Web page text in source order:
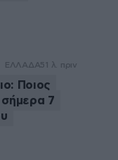
ΕΛΛΑΔΑ51 λ. πριν
Ποιος
σήμερα 7